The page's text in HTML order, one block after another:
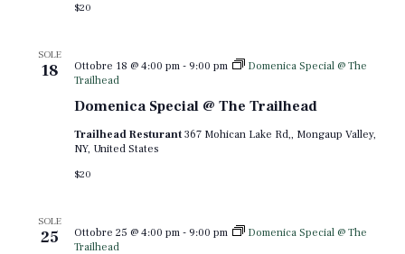
$20
SOLE
18
Domenica Special @ The Trailhead
Ottobre 18 @ 4:00 pm- 9:00 pm
Domenica Special @ The
Trailhead
Trailhead Resturant367 Mohican Lake Rd,, Mongaup Valley,
NY, United States
$20
SOLE
25 Ottobre 25 @ 4:00 pm- 9:00 pm
Domenica Special @ The
Trailhead